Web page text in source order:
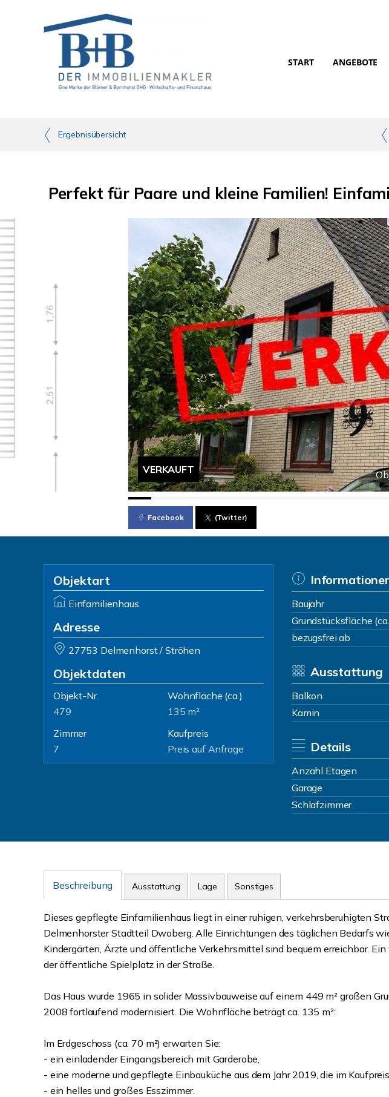
START ANGEBOTE
Ergebnisübersicht
Perfekt für Paare und kleine Familien!
VERKAUFT
Facebook (Twitter)
Objektart
Einfamilienhaus
Adresse
27753 Delmenhorst / Ströhen
Objektdaten
Objekt-Nr.
479
Wohnfläche (ca.)
135 m²
Zimmer
7
Kaufpreis
Preis auf Anfrage
Baujahr
Grundstücksfläche
bezugsfrei ab
Ausstattung
Balkon
Kamin
Details
Anzahl Etagen
Garage
Schlafzimmer
Beschreibung Ausstattung Lage Sonstiges
Dieses gepflegte Einfamilienhaus liegt in einer ruhigen, verkehrsberuhigten
Delmenhorster Stadtteil Dwoberg. Alle Einrichtungen des täglichen Bedarfs
Kindergärten, Ärzte und öffentliche Verkehrsmittel sind bequem erreichbar.
der öffentliche Spielplatz in der Straße.
Das Haus wurde 1965 in solider Massivbauweise auf einem 449 m² großen
2008 fortlaufend modernisiert. Die Wohnfläche beträgt ca. 135 m²:
Im Erdgeschoss (ca. 70 m²) erwarten Sie:
- ein einladender Eingangsbereich mit Garderobe,
- eine moderne und gepflegte Einbauküche aus dem Jahr 2019, die im
- ein helles und großes Esszimmer.